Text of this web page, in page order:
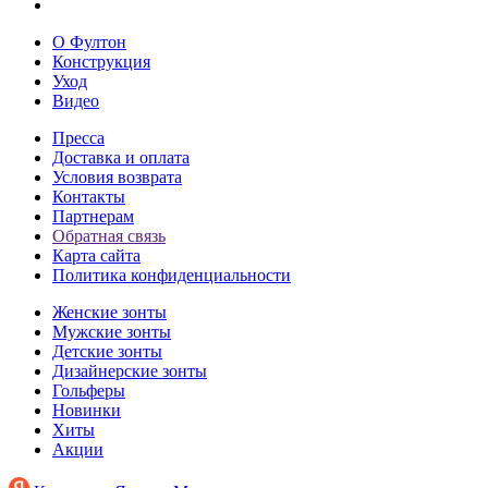
О Фултон
Конструкция
Уход
Видео
Пресса
Доставка и оплата
Условия возврата
Контакты
Партнерам
Обратная связь
Карта сайта
Политика конфиденциальности
Женские зонты
Мужские зонты
Детские зонты
Дизайнерские зонты
Гольферы
Новинки
Хиты
Акции